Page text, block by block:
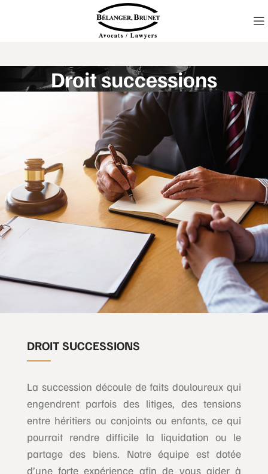
Droit successions
DROIT SUCCESSIONS
La succession découle de faits douloureux qui
engendrent parfois des litiges, des tensions
entre héritiers ou conjoints ou enfants, ce qui
pourrait rendre difficile la liquidation ou le
partage des biens. Notre équipe est dotée
d’une forte expérience afin de vous aider à